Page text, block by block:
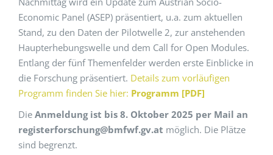
Economic Panel (ASEP) präsentiert, u.a. zum aktuellen
Stand, zu den Daten der Pilotwelle 2, zur anstehenden
Haupterhebungswelle und dem Call for Open Modules.
Entlang der fünf Themenfelder werden erste Einblicke in
die Forschung präsentiert. Details zum vorläufigen
Programm finden Sie hier: Programm [PDF]
Die Anmeldung ist bis 8. Oktober 2025 per Mail an
registerforschung@bmfwf.gv.at möglich. Die Plätze
sind begrenzt.